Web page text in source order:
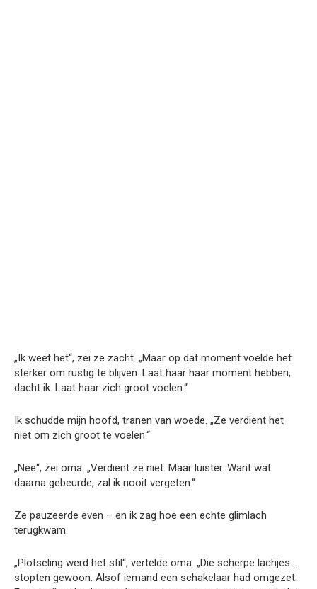
„Ik weet het“, zei ze zacht. „Maar op dat moment voelde het
sterker om rustig te blijven. Laat haar haar moment hebben,
dacht ik. Laat haar zich groot voelen.“
Ik schudde mijn hoofd, tranen van woede. „Ze verdient het
niet om zich groot te voelen.“
„Nee“, zei oma. „Verdient ze niet. Maar luister. Want wat
daarna gebeurde, zal ik nooit vergeten.“
Ze pauzeerde even – en ik zag hoe een echte glimlach
terugkwam.
„Plotseling werd het stil“, vertelde oma. „Die scherpe lachjes…
stopten gewoon. Alsof iemand een schakelaar had omgezet.